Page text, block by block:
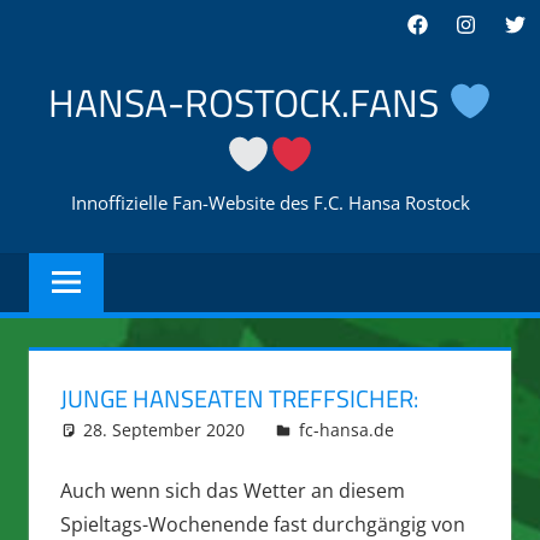
springen
Facebook
HANSA-ROSTOCK.FANS
Innoffizielle Fan-Website des F.C. Hansa Rostock
JUNGE HANSEATEN TREFFSICHER:
28. September 2020 integromat
fc-hansa.de
Auch wenn sich das Wetter an diesem
Spieltags-Wochenende fast durchgängig von